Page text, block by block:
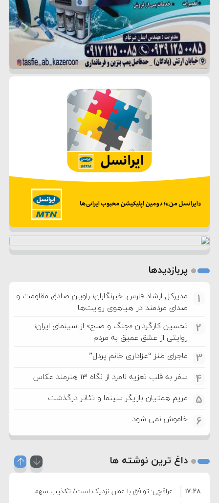
پربازدیدها
1
مدیرکل ارشاد فارس: خبرنگاران؛ راویان صادق مقاومت و
صدای مردمند در هیاهوی روایت‌ها
2
تحسین کارگردان «جنگ و صلح» از سینمای ایران؛
روایتی از عشق عمیق به مردم
3 ماجرای طنز “عزاداری خانم پردل”
4 سفر به قلب تعزیه لامرد از نگاه ۱۳ هنرمند عکاس
5 مریم همتیان بازیگر سینما و تئاتر درگذشت
6 خاموش نمی شود
داغ ترین نوشته ها
عراقچی: توافق با عمان نزدیک است/ تکذیب سهم
۱۷:۲۸